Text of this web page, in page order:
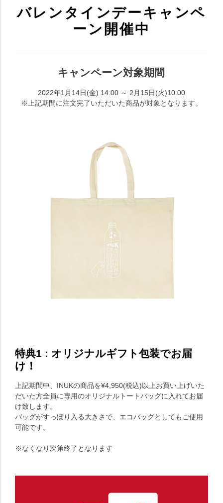
バレンタインデーキャンペ
ーン開催中
キャンペーン対象期間
2022年1月14日(金) 14:00 ～ 2月15日(火)10:00
※上記期間に注文完了いただいた商品が対象となります。
特典1 : オリジナルギフト包装でお届
け！
上記期間中、INUKの商品を¥4,950(税込)以上お買い上げいた
だいた方全員に専用のオリジナルトートバッグに入れてお届
け致します。
バッグがすっぽり入る大きさで、エコバッグとしてもご使用
可能です。
※なくなり次第終了となります